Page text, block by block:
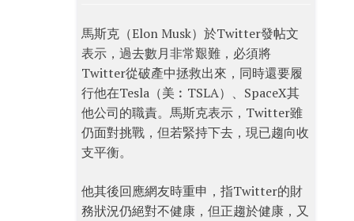
馬斯克（Elon Musk）於Twitter發帖文
表示，過去數月非常艱難，必須將
Twitter從破產中拯救出來，同時還要履
行他在Tesla（美︰TSLA）、SpaceX其
他公司的職責。馬斯克表示，Twitter雖
仍面對挑戰，但若緊持下去，現已趨向收
支平衡。
他其後回應網友時重申，指Twitter的財
務狀況仍絕對不健康，但正趨於健康，又